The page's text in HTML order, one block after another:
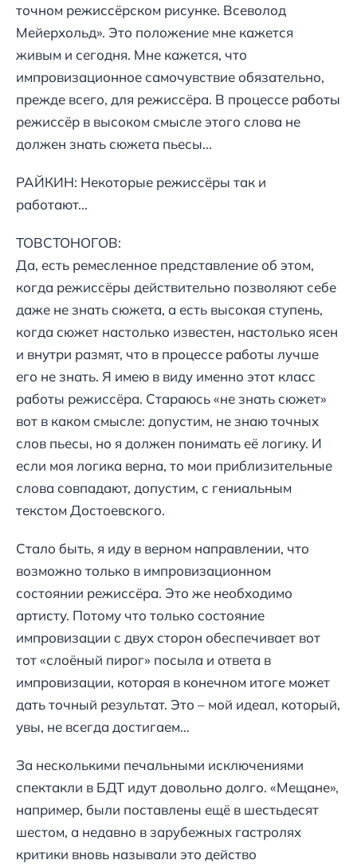
точном режиссёрском рисунке. Всеволод
Мейерхольд». Это положение мне кажется
живым и сегодня. Мне кажется, что
импровизационное самочувствие обязательно,
прежде всего, для режиссёра. В процессе работы
режиссёр в высоком смысле этого слова не
должен знать сюжета пьесы...
РАЙКИН: Некоторые режиссёры так и
работают...
ТОВСТОНОГОВ:
Да, есть ремесленное представление об этом,
когда режиссёры действительно позволяют себе
даже не знать сюжета, а есть высокая ступень,
когда сюжет настолько известен, настолько ясен
и внутри размят, что в процессе работы лучше
его не знать. Я имею в виду именно этот класс
работы режиссёра. Стараюсь «не знать сюжет»
вот в каком смысле: допустим, не знаю точных
слов пьесы, но я должен понимать её логику. И
если моя логика верна, то мои приблизительные
слова совпадают, допустим, с гениальным
текстом Достоевского.
Стало быть, я иду в верном направлении, что
возможно только в импровизационном
состоянии режиссёра. Это же необходимо
артисту. Потому что только состояние
импровизации с двух сторон обеспечивает вот
тот «слоёный пирог» посыла и ответа в
импровизации, которая в конечном итоге может
дать точный результат. Это – мой идеал, который,
увы, не всегда достигаем…
За несколькими печальными исключениями
спектакли в БДТ идут довольно долго. «Мещане»,
например, были поставлены ещё в шестьдесят
шестом, а недавно в зарубежных гастролях
критики вновь называли это действо